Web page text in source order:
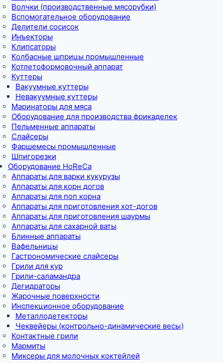
Волчки (производственные мясорубки)
Вспомогательное оборудование
Делители сосисок
Инъекторы
Клипсаторы
Колбасные шприцы промышленные
Котлетоформовочный аппарат
Куттеры
Вакуумные куттеры
Невакуумные куттеры
Маринаторы для мяса
Оборудование для производства фрикаделек
Пельменные аппараты
Слайсеры
Фаршемесы промышленные
Шпигорезки
Оборудование HoReCa
Аппараты для варки кукурузы
Аппараты для корн догов
Аппараты для поп корна
Аппараты для приготовления хот-догов
Аппараты для приготовления шаурмы
Аппараты для сахарной ваты
Блинные аппараты
Вафельницы
Гастрономические слайсеры
Грили для кур
Грили-саламандра
Дегидраторы
Жарочные поверхности
Инспекционное оборудование
Металлодетекторы
Чеквейеры (контрольно-динамические весы)
Контактные грили
Мармиты
Миксеры для молочных коктейлей